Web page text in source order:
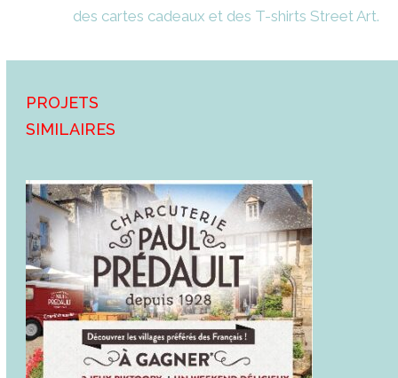
des cartes cadeaux et des T-shirts Street Art.
Projets
similaires